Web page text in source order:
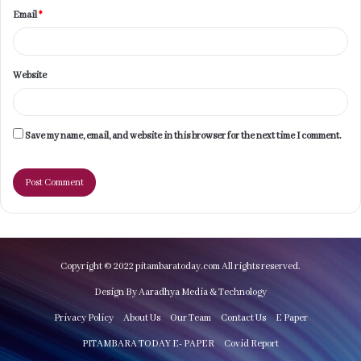
Email*
Website
Save my name, email, and website in this browser for the next time I comment.
Copyright © 2022 pitambaratoday.com All rights reserved.
Design By Aaradhya Media & Technology
Privacy Policy About Us Our Team Contact Us E Paper
PITAMBARA TODAY E- PAPER Covid Report